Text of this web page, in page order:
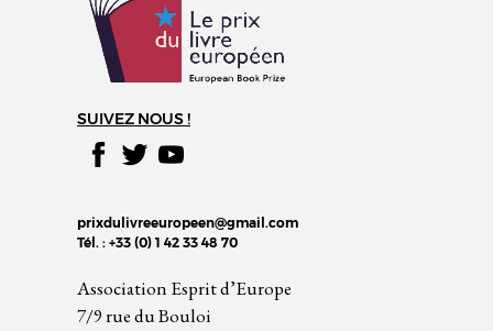
SUIVEZ NOUS !
prixdulivreeuropeen@gmail.com
Tél. : +33 (0) 1 42 33 48 70
Association Esprit d’Europe
7/9 rue du Bouloi